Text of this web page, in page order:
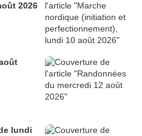
2026
lundi